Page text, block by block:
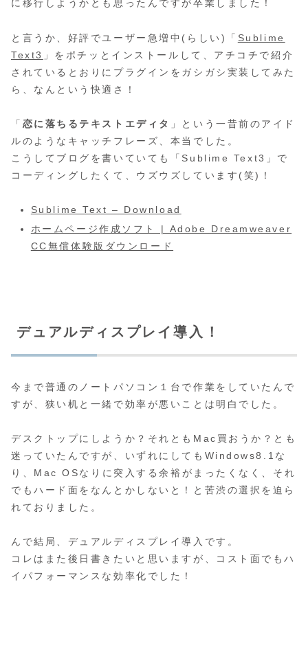
に移行しようかとも思ったんですが卒業しました！
と言うか、好評でユーザー急増中(らしい)「 Sublime
Text3 」をポチッとインストールして、アチコチで紹介
されているとおりにプラグインをガシガシ実装してみた
ら、なんという快適さ！
「 恋に落ちるテキストエディタ
」という一昔前のアイド
ルのようなキャッチフレーズ、本当でした。
こうしてブログを書いていても「Sublime Text3」で
コーディングしたくて、ウズウズしています(笑)！
Sublime Text – Download
ホームページ作成ソフト | Adobe Dreamweaver
CC無償体験版ダウンロード
デュアルディスプレイ導入！
今まで普通のノートパソコン１台で作業をしていたんで
すが、狭い机と一緒で効率が悪いことは明白でした。
デスクトップにしようか？それともMac買おうか？とも
迷っていたんですが、いずれにしてもWindows8.1な
り、Mac OSなりに突入する余裕がまったくなく、それ
でもハード面をなんとかしないと！と苦渋の選択を迫ら
れておりました。
んで結局、デュアルディスプレイ導入です。
コレはまた後日書きたいと思いますが、コスト面でもハ
イパフォーマンスな効率化でした！